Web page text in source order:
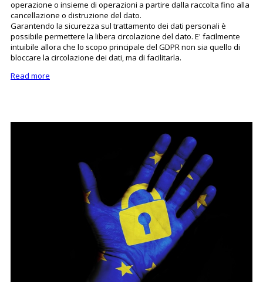
operazione o insieme di operazioni a partire dalla raccolta fino alla
cancellazione o distruzione del dato.
Garantendo la sicurezza sul trattamento dei dati personali è
possibile permettere la libera circolazione del dato. E' facilmente
intuibile allora che lo scopo principale del GDPR non sia quello di
bloccare la circolazione dei dati, ma di facilitarla.
Read more